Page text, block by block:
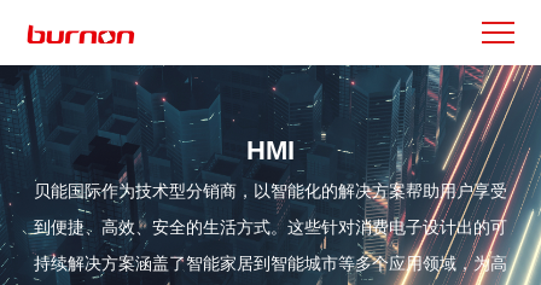
HMI
贝能国际作为技术型分销商，以智能化的解决方案帮助用户享受
到便捷、高效、安全的生活方式。这些针对消费电子设计出的可
持续解决方案涵盖了智能家居到智能城市等多个应用领域，为高